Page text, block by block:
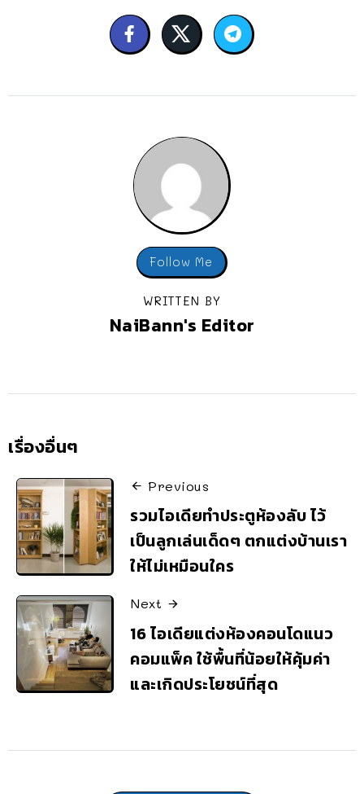
Follow Me
WRITTEN BY
NaiBann's Editor
เรื่องอื่นๆ
Previous
รวมไอเดียทำประตูห้องลับ ไว้
เป็นลูกเล่นเด็ดๆ ตกแต่งบ้านเรา
ให้ไม่เหมือนใคร
Next
16 ไอเดียแต่งห้องคอนโดแนว
คอมแพ็ค ใช้พื้นที่น้อยให้คุ้มค่า
และเกิดประโยชน์ที่สุด